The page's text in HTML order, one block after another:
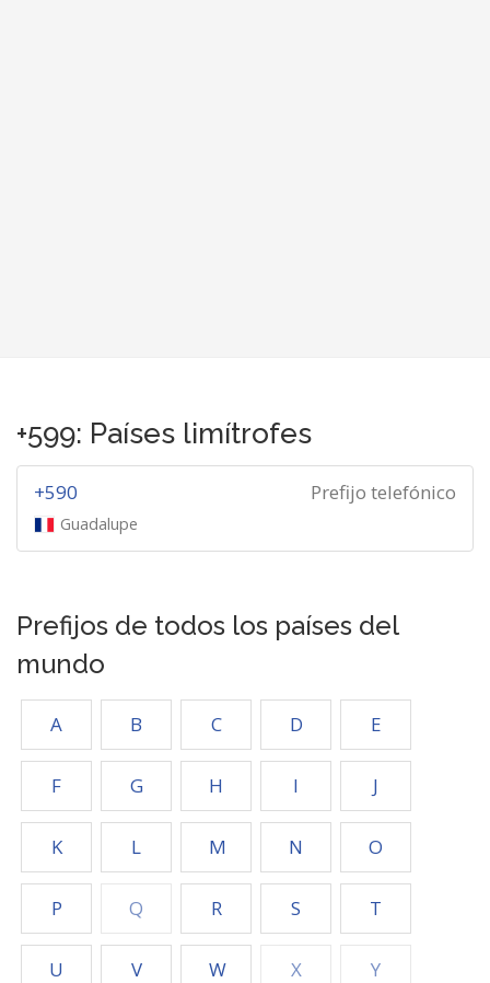
+599: Países limítrofes
Prefijo telefónico
+590
Guadalupe
Prefijos de todos los países del
mundo
A B C D E
F G H I J
K L M N O
P Q R S T
U V W X Y